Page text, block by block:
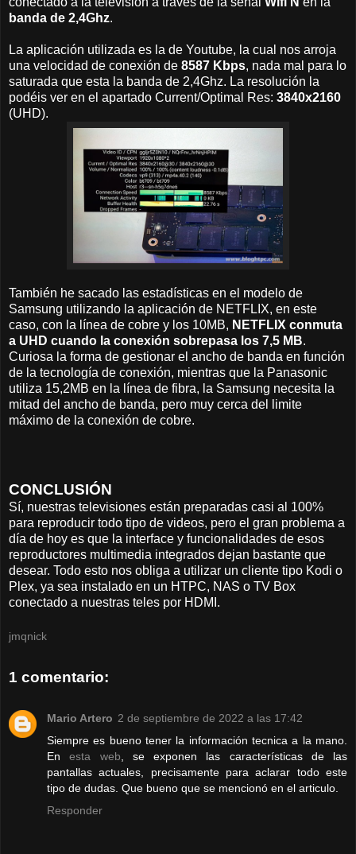
banda de 2,4Ghz.
La aplicación utilizada es la de Youtube, la cual nos arroja
una velocidad de conexión de 8587 Kbps, nada mal para lo
saturada que esta la banda de 2,4Ghz. La resolución la
podéis ver en el apartado Current/Optimal Res: 3840x2160
(UHD).
También he sacado las estadísticas en el modelo de
Samsung utilizando la aplicación de NETFLIX, en este
caso, con la línea de cobre y los 10MB, NETFLIX conmuta
a UHD cuando la conexión sobrepasa los 7,5 MB.
Curiosa la forma de gestionar el ancho de banda en función
de la tecnología de conexión, mientras que la Panasonic
utiliza 15,2MB en la línea de fibra, la Samsung necesita la
mitad del ancho de banda, pero muy cerca del limite
máximo de la conexión de cobre.
CONCLUSIÓN
Sí, nuestras televisiones están preparadas casi al 100%
para reproducir todo tipo de videos, pero el gran problema a
día de hoy es que la interface y funcionalidades de esos
reproductores multimedia integrados dejan bastante que
desear. Todo esto nos obliga a utilizar un cliente tipo Kodi o
Plex, ya sea instalado en un HTPC, NAS o TV Box
conectado a nuestras teles por HDMI.
jmqnick
1 comentario:
Mario Artero 2 de septiembre de 2022 a las 17:42
Siempre es bueno tener la información tecnica a la mano.
Enesta web, se exponen las características de las
pantallas actuales, precisamente para aclarar todo este
tipo de dudas. Que bueno que se mencionó en el articulo.
Responder